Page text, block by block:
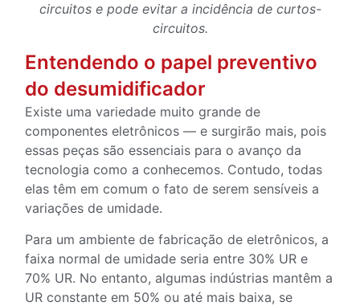
circuitos e pode evitar a incidência de curtos-
circuitos.
Entendendo o papel preventivo
do desumidificador
Existe uma variedade muito grande de
componentes eletrônicos — e surgirão mais, pois
essas peças são essenciais para o avanço da
tecnologia como a conhecemos. Contudo, todas
elas têm em comum o fato de serem sensíveis a
variações de umidade.
Para um ambiente de fabricação de eletrônicos, a
faixa normal de umidade seria entre 30% UR e
70% UR. No entanto, algumas indústrias mantêm a
UR constante em 50% ou até mais baixa, se